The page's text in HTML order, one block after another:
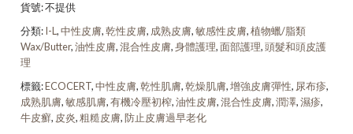
貨號:不提供
分類:I-L,中性皮膚,乾性皮膚, 成熟皮膚,敏感性皮膚,植物蠟/脂類
Wax/Butter,油性皮膚,混合性皮膚,身體護理,面部護理,頭髮和頭皮護
理
標籤:ECOCERT,中性皮膚,乾性肌膚,乾燥肌膚,增強皮膚彈性, 尿布疹,
成熟肌膚,敏感肌膚,有機冷壓初榨,油性皮膚,混合性皮膚,潤澤,濕疹,
牛皮癬, 皮炎,粗糙皮膚,防止皮膚過早老化